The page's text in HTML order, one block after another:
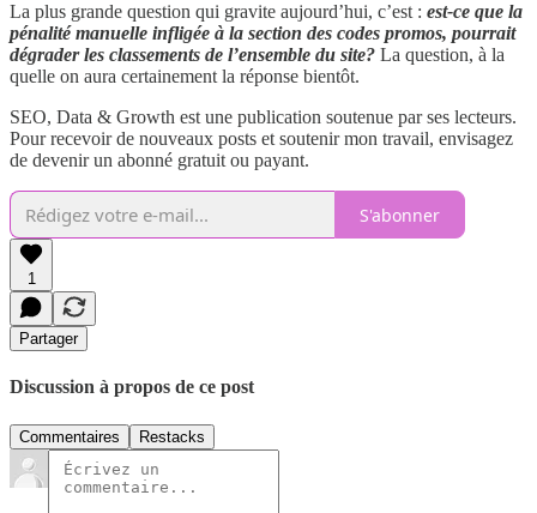
La plus grande question qui gravite aujourd’hui, c’est : est-ce que la
pénalité manuelle infligée à la section des codes promos, pourrait
dégrader les classements de l’ensemble du site? La question, à la
quelle on aura certainement la réponse bientôt.
SEO, Data & Growth est une publication soutenue par ses lecteurs.
Pour recevoir de nouveaux posts et soutenir mon travail, envisagez
de devenir un abonné gratuit ou payant.
S'abonner
1
Partager
Discussion à propos de ce post
Commentaires Restacks